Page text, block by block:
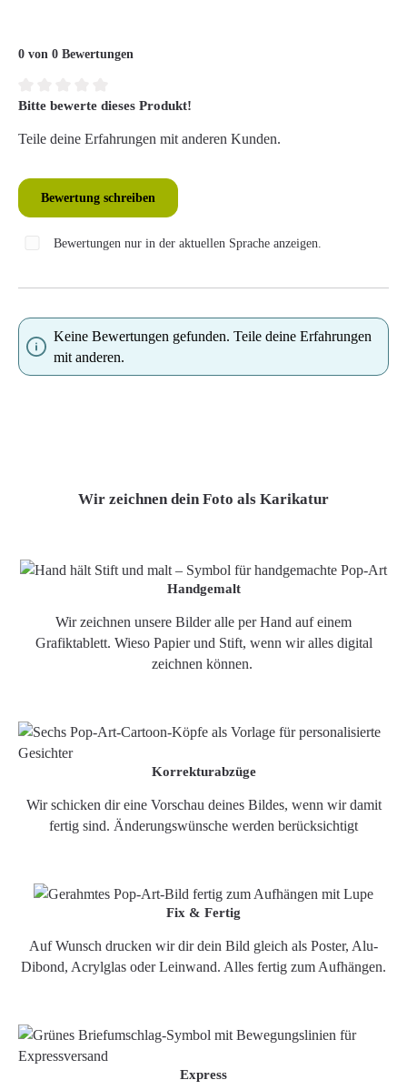
0 von 0 Bewertungen
Durchschnittliche Bewertung von 0 von 5 Sternen
Bitte bewerte dieses Produkt!
Teile deine Erfahrungen mit anderen Kunden.
Bewertung schreiben
Bewertungen nur in der aktuellen Sprache anzeigen.
Keine Bewertungen gefunden. Teile deine Erfahrungen
mit anderen.
Wir zeichnen dein Foto als Karikatur
Handgemalt
Wir zeichnen unsere Bilder alle per Hand auf einem
Grafiktablett. Wieso Papier und Stift, wenn wir alles digital
zeichnen können.
Korrekturabzüge
Wir schicken dir eine Vorschau deines Bildes, wenn wir damit
fertig sind. Änderungswünsche werden berücksichtigt
Fix & Fertig
Auf Wunsch drucken wir dir dein Bild gleich als Poster, Alu-
Dibond, Acrylglas oder Leinwand. Alles fertig zum Aufhängen.
Express